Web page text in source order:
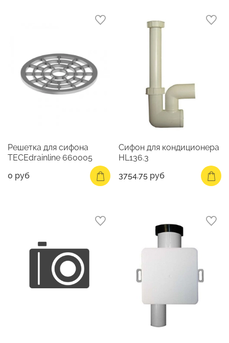
Решетка для сифона
TECEdrainline 660005
0 руб
Сифон для кондиционера
HL136.3
3754.75 руб